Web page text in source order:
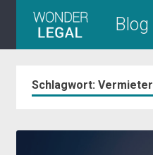
Blog
Schlagwort: Vermieter